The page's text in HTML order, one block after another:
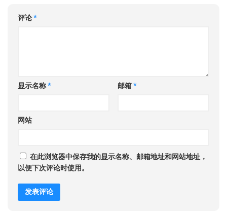
评论*
显示名称* 邮箱*
网站
在此浏览器中保存我的显示名称、邮箱地址和网站地址，
以便下次评论时使用。